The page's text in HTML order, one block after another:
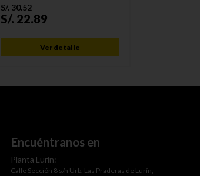
S/.30.52
S/. 22.89
Ver detalle
Encuéntranos en
Planta Lurín:
Calle Sección 8 s/n Urb. Las Praderas de Lurín,